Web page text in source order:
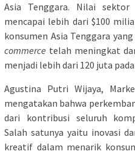
Asia Tenggara. Nilai
mencapai lebih dari $100
konsumen Asia Tenggara
commerce telah meningkat
menjadi lebih dari 120 juta pada
Agustina Putri Wijaya,
mengatakan bahwa
dari kontribusi seluruh
Salah satunya yaitu inovasi
kreatif dalam menarik